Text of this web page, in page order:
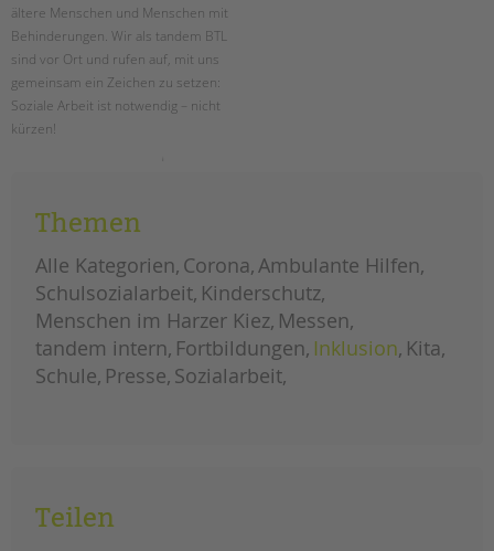
PRESSE
Magazin
KONTAKT
Impressum
Intranet
ältere Menschen und Menschen mit
Behinderungen. Wir als tandem BTL
sind vor Ort und rufen auf, mit uns
gemeinsam ein Zeichen zu setzen:
Soziale Arbeit ist notwendig – nicht
kürzen!
berlin
am
september
2025
Themen
Alle Kategorien Corona Ambulante Hilfen
Schulsozialarbeit Kinderschutz
Menschen im Harzer Kiez Messen
tandem intern Fortbildungen Inklusion Kita
Schule Presse Sozialarbeit
Teilen